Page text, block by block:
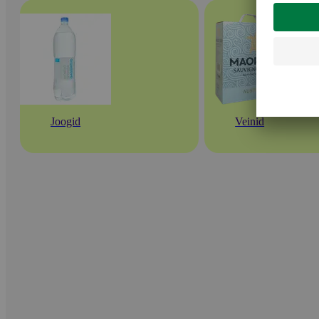
Joogid Veinid